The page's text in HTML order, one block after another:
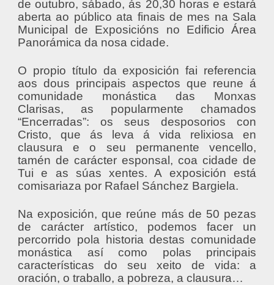
de outubro, sábado, ás 20,30 horas e estará
aberta ao público ata finais de mes na Sala
Municipal de Exposicións no Edificio Área
Panorámica da nosa cidade.
O propio título da exposición fai referencia
aos dous principais aspectos que reune á
comunidade monástica das Monxas
Clarisas, as popularmente chamados
“Encerradas”: os seus desposorios con
Cristo, que ás leva á vida relixiosa en
clausura e o seu permanente vencello,
tamén de carácter esponsal, coa cidade de
Tui e as súas xentes. A exposición está
comisariaza por Rafael Sánchez Bargiela.
Na exposición, que reúne más de 50 pezas
de carácter artístico, podemos facer un
percorrido pola historia destas comunidade
monástica así como polas principais
características do seu xeito de vida: a
oración, o traballo, a pobreza, a clausura…